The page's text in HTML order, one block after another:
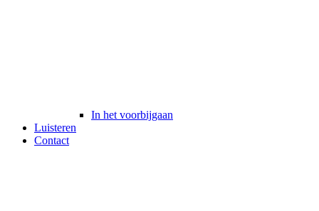
In het voorbijgaan
Luisteren
Contact